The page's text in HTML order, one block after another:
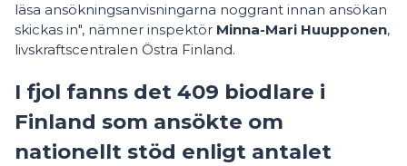
läsa ansökningsanvisningarna noggrant innan ansökan
skickas in", nämner inspektör Minna-Mari Huupponen,
livskraftscentralen Östra Finland.
I fjol fanns det 409 biodlare i
Finland som ansökte om
nationellt stöd enligt antalet